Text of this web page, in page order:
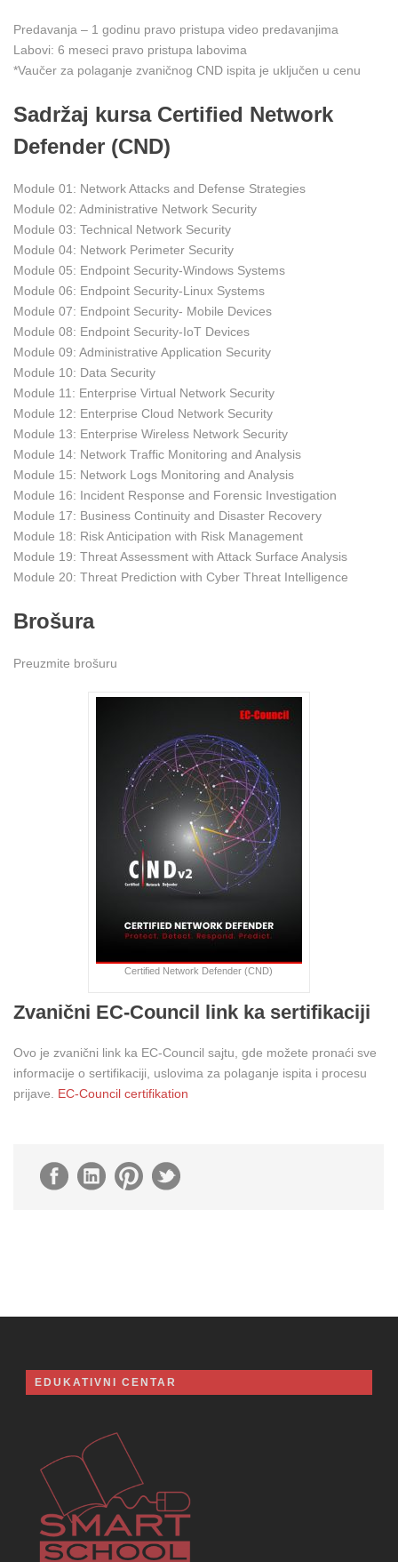
Predavanja – 1 godinu pravo pristupa video predavanjima
Labovi: 6 meseci pravo pristupa labovima
*Vaučer za polaganje zvaničnog CND ispita je uključen u cenu
Sadržaj kursa Certified Network
Defender (CND)
Module 01: Network Attacks and Defense Strategies
Module 02: Administrative Network Security
Module 03: Technical Network Security
Module 04: Network Perimeter Security
Module 05: Endpoint Security-Windows Systems
Module 06: Endpoint Security-Linux Systems
Module 07: Endpoint Security- Mobile Devices
Module 08: Endpoint Security-IoT Devices
Module 09: Administrative Application Security
Module 10: Data Security
Module 11: Enterprise Virtual Network Security
Module 12: Enterprise Cloud Network Security
Module 13: Enterprise Wireless Network Security
Module 14: Network Traffic Monitoring and Analysis
Module 15: Network Logs Monitoring and Analysis
Module 16: Incident Response and Forensic Investigation
Module 17: Business Continuity and Disaster Recovery
Module 18: Risk Anticipation with Risk Management
Module 19: Threat Assessment with Attack Surface Analysis
Module 20: Threat Prediction with Cyber Threat Intelligence
Brošura
Preuzmite brošuru
Certified Network Defender (CND)
Zvanični EC-Council link ka sertifikaciji
Ovo je zvanični link ka EC-Council sajtu, gde možete pronaći sve
informacije o sertifikaciji, uslovima za polaganje ispita i procesu
prijave. EC-Council certifikation
EDUKATIVNI CENTAR